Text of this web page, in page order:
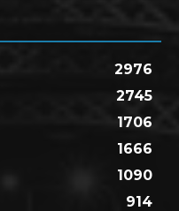
2976
2745
1706
1666
1090
914